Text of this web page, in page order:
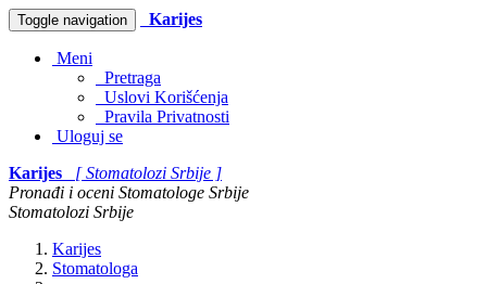
Toggle navigation Karijes
Meni
Pretraga
Uslovi Korišćenja
Pravila Privatnosti
Uloguj se
Karijes
[ Stomatolozi Srbije ]
Pronađi i oceni Stomatologe Srbije
Stomatolozi Srbije
Karijes
Stomatologa